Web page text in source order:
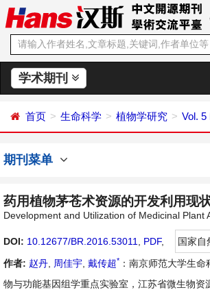
学术期刊
首页 生命科学 植物学研究 Vol. 5
期刊菜单
药用植物茅苍术资源的开发利用现
Development and Utilization of Medicinal Plant
DOI: 10.12677/BR.2016.53011 PDF,
国家自
作者: 赵丹 周佳宇 戴传超* ：南京师范大学生
物与功能基因组学重点实验室，江苏省微生物资